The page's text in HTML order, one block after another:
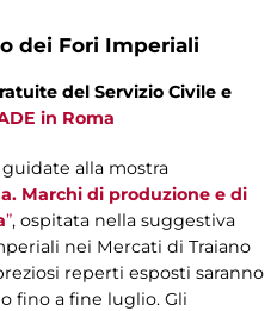
dei Fori Imperiali
del Servizio Civile e
in Roma
alla mostra
Marchi di produzione e di
”, ospitata nella suggestiva
nei Mercati di Traiano
reperti esposti saranno
fino a fine luglio. Gli